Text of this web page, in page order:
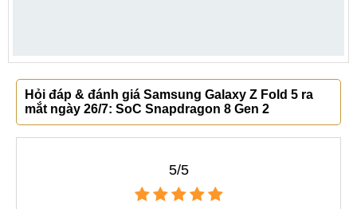
Hỏi đáp & đánh giá Samsung Galaxy Z Fold 5 ra
mắt ngày 26/7: SoC Snapdragon 8 Gen 2
5/5